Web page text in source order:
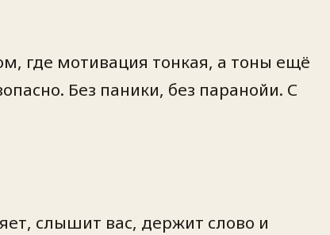
где мотивация тонкая, а тоны ещё
Без паники, без паранойи. С
слышит вас, держит слово и